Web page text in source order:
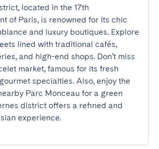
located in the 17th
of Paris, is renowned for its chic
and luxury boutiques. Explore
lined with traditional cafés,
and high-end shops. Don’t miss
market, famous for its fresh
specialties. Also, enjoy the
Parc Monceau for a green
district offers a refined and
experience.